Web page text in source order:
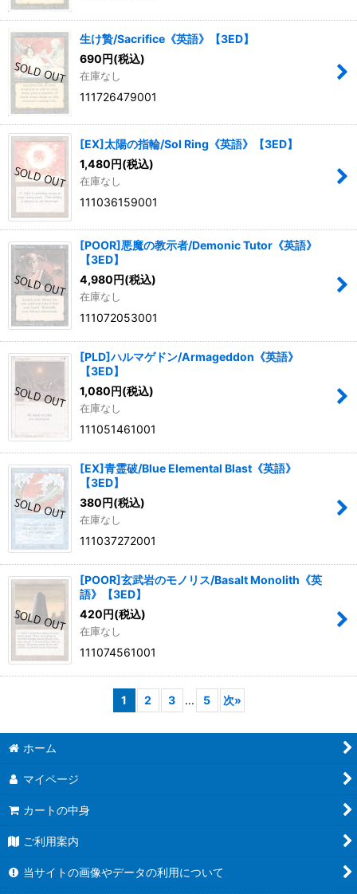
生け贄/Sacrifice《英語》【3ED】
690円(税込)
在庫なし
111726479001
[EX]太陽の指輪/Sol Ring《英語》【3ED】
1,480円(税込)
在庫なし
111036159001
[POOR]悪魔の教示者/Demonic Tutor《英語》
【3ED】
4,980円(税込)
在庫なし
111072053001
[PLD]ハルマゲドン/Armageddon《英語》
【3ED】
1,080円(税込)
在庫なし
111051461001
[EX]青霊破/Blue Elemental Blast《英語》
【3ED】
380円(税込)
在庫なし
111037272001
[POOR]玄武岩のモノリス/Basalt Monolith《英
語》【3ED】
420円(税込)
在庫なし
111074561001
1 2 3 ... 5 次»
ホーム
マイページ
カートの中身
ご利用案内
当サイトの画像やデータの利用について